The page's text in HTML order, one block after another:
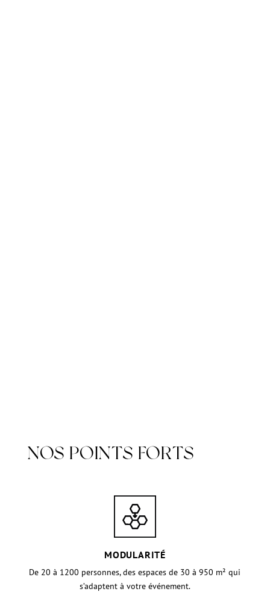
NOS POINTS FORTS
MODULARITÉ
De 20 à 1200 personnes, des espaces de 30 à 950 m² qui
s’adaptent à votre événement.